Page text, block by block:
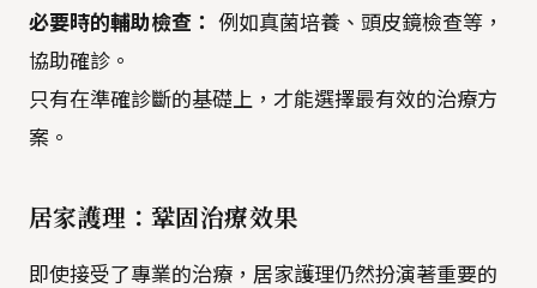
必要時的輔助檢查： 例如真菌培養、頭皮鏡檢查等，
協助確診。
只有在準確診斷的基礎上，才能選擇最有效的治療方
案。
居家護理：鞏固治療效果
即使接受了專業的治療，居家護理仍然扮演著重要的